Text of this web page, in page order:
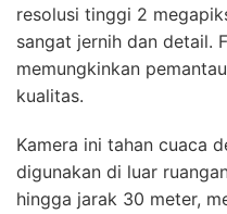
resolusi tinggi 2
sangat jernih dan detail.
memungkinkan
kualitas.
Kamera ini tahan cuaca
digunakan di luar
hingga jarak 30 meter,